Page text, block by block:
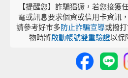
【提醒您】詐騙猖獗，若您接獲
電或訊息要求個資或信用卡資訊
請參考好市多防止詐騙宣導或撥
物時將啟動帳號雙重驗證以保